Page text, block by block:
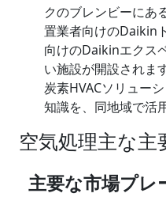
クのブレンビーにあ
置業者向けのDaikin
向けのDaikinエクス
い施設が開設されま
炭素HVACソリュー
知識を、同地域で活
空気処理主な主
主要な市場プレ